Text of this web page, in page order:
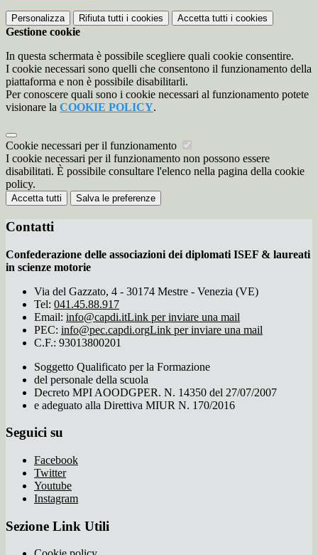
Personalizza Rifiuta tutti i cookies Accetta tutti i cookies
Gestione cookie
In questa schermata è possibile scegliere quali cookie consentire.
I cookie necessari sono quelli che consentono il funzionamento della
piattaforma e non è possibile disabilitarli.
Per conoscere quali sono i cookie necessari al funzionamento potete
visionare la COOKIE POLICY.
Cookie necessari per il funzionamento
I cookie necessari per il funzionamento non possono essere
disabilitati. È possibile consultare l'elenco nella pagina della cookie
policy.
Accetta tutti Salva le preferenze
Contatti
Confederazione delle associazioni dei diplomati ISEF & laureati
in scienze motorie
Via del Gazzato, 4 - 30174 Mestre - Venezia (VE)
Tel: 041.45.88.917
Email: info@capdi.itLink per inviare una mail
PEC: info@pec.capdi.orgLink per inviare una mail
C.F.: 93013800201
Soggetto Qualificato per la Formazione
del personale della scuola
Decreto MPI AOODGPER. N. 14350 del 27/07/2007
e adeguato alla Direttiva MIUR N. 170/2016
Seguici su
Facebook
Twitter
Youtube
Instagram
Sezione Link Utili